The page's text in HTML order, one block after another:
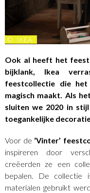
© IKEA
Ook al heeft het
bijklank, Ikea
feestcollectie die
magisch maakt. Als
sluiten we 2020 in
toegankelijke
Voor de ‘Vinter’
inspireren door
creëerden ze een
bepalen. De collectie
materialen gebruikt